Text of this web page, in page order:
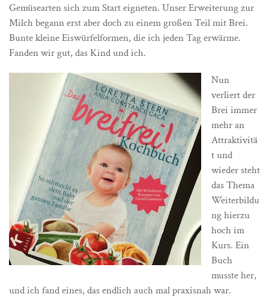
Gemüsearten sich zum Start eigneten. Unser Erweiterung zur
Milch begann erst aber doch zu einem großen Teil mit Brei.
Bunte kleine Eiswürfelformen, die ich jeden Tag erwärme.
Fanden wir gut, das Kind und ich.
Nun
verliert der
Brei immer
mehr an
Attraktivitä
t und
wieder steht
das Thema
Weiterbildu
ng hierzu
hoch im
Kurs. Ein
Buch
musste her,
und ich fand eines, das endlich auch mal praxisnah war.